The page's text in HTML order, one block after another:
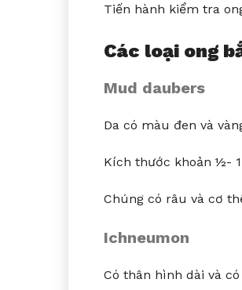
Tiến hành kiểm tra
Các loại ong
Mud daubers
Da có màu đen và
Kích thước khoản ½-
Chúng có râu và cơ
Ichneumon
Có thân hình dài và